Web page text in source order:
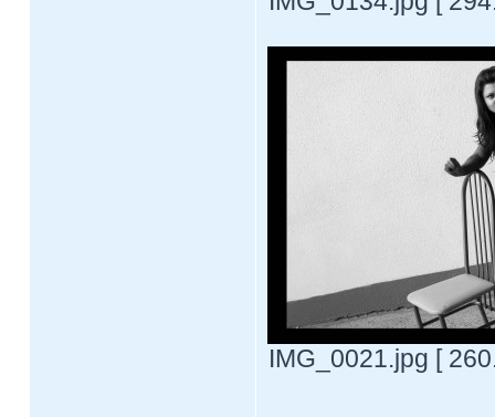
IMG_0021.jpg [